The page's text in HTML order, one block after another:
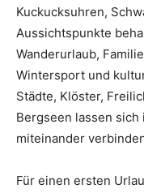
Kuckucksuhren,
Aussichtspunkte
Wanderurlaub,
Wintersport und
Städte, Klöster,
Bergseen lassen
miteinander
Für einen ersten